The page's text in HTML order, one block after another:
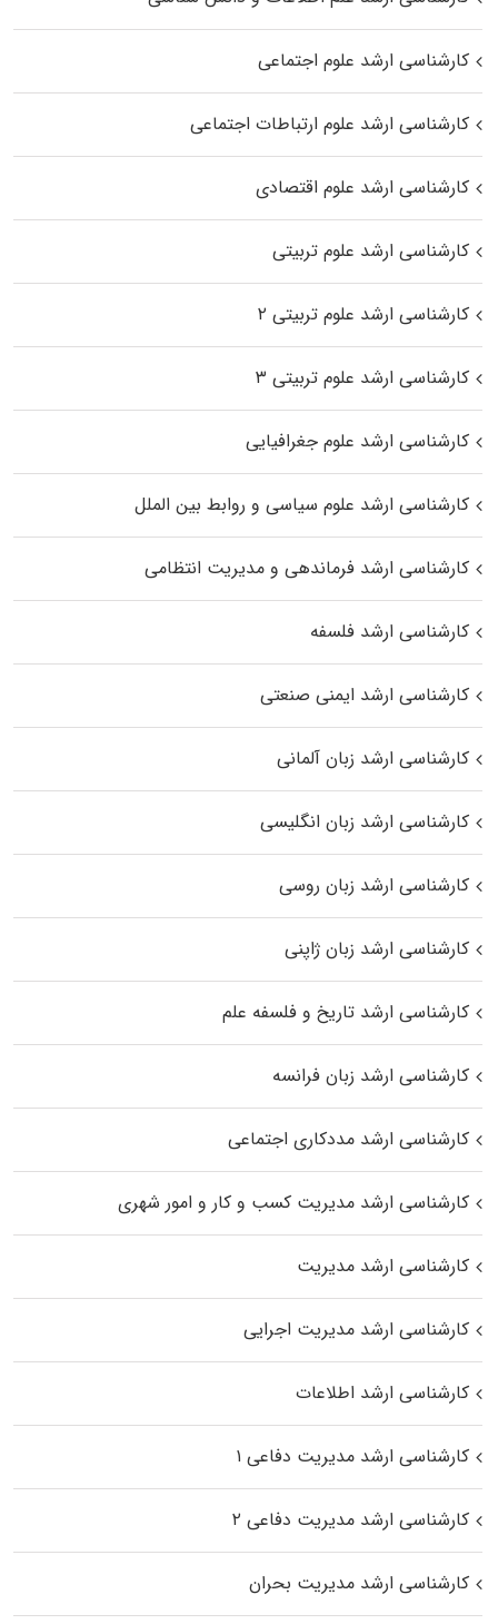
کارشناسی ارشد علوم اجتماعی
کارشناسی ارشد علوم ارتباطات اجتماعی
کارشناسی ارشد علوم اقتصادی
کارشناسی ارشد علوم تربیتی
کارشناسی ارشد علوم تربیتی ۲
کارشناسی ارشد علوم تربیتی ۳
کارشناسی ارشد علوم جغرافیایی
کارشناسی ارشد علوم سیاسی و روابط بین الملل
کارشناسی ارشد فرماندهی و مدیریت انتظامی
کارشناسی ارشد فلسفه
کارشناسی ارشد ایمنی صنعتی
کارشناسی ارشد زبان آلمانی
کارشناسی ارشد زبان انگلیسی
کارشناسی ارشد زبان روسی
کارشناسی ارشد زبان ژاپنی
کارشناسی ارشد تاریخ و فلسفه علم
کارشناسی ارشد زبان فرانسه
کارشناسی ارشد مددکاری اجتماعی
کارشناسی ارشد مدیریت کسب و کار و امور شهری
کارشناسی ارشد مدیریت
کارشناسی ارشد مدیریت اجرایی
کارشناسی ارشد اطلاعات
کارشناسی ارشد مدیریت دفاعی ۱
کارشناسی ارشد مدیریت دفاعی ۲
کارشناسی ارشد مدیریت بحران